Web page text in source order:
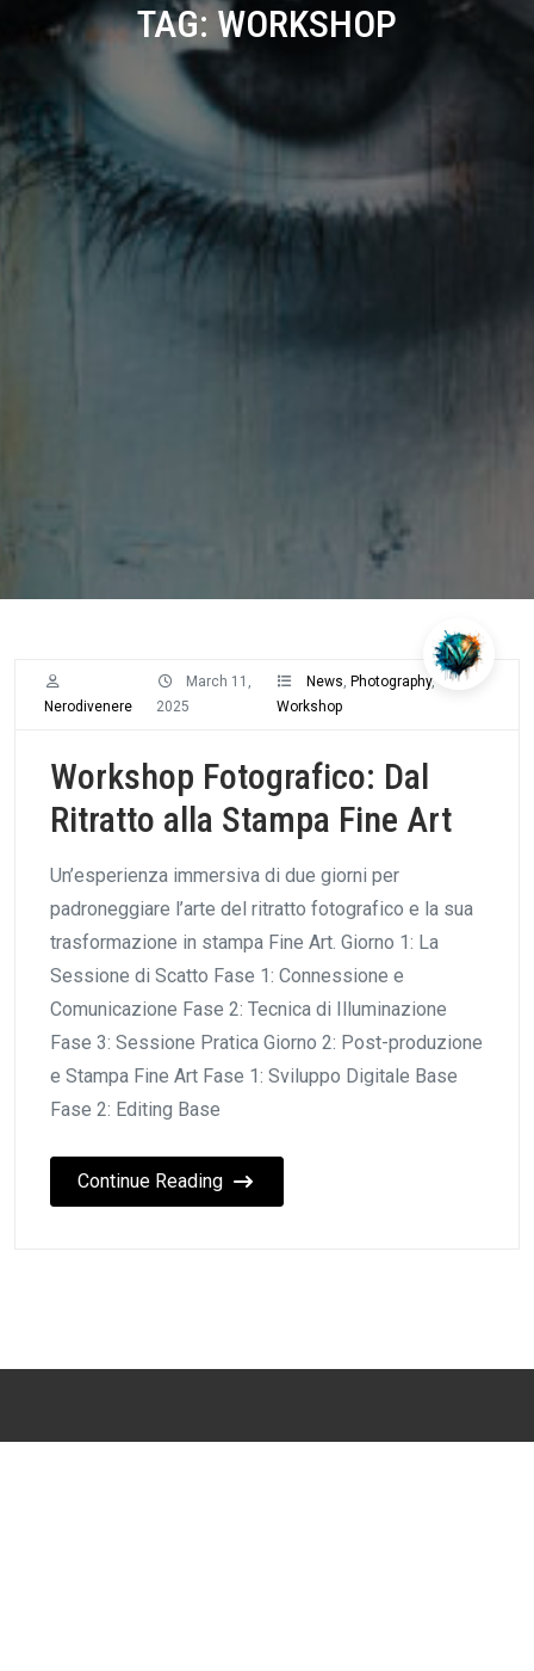
TAG: WORKSHOP
Nerodivenere
March 11,
2025
News, Photography,
Workshop
Workshop Fotografico: Dal
Ritratto alla Stampa Fine Art
Un’esperienza immersiva di due giorni per
padroneggiare l’arte del ritratto fotografico e la sua
trasformazione in stampa Fine Art. Giorno 1: La
Sessione di Scatto Fase 1: Connessione e
Comunicazione Fase 2: Tecnica di Illuminazione
Fase 3: Sessione Pratica Giorno 2: Post-produzione
e Stampa Fine Art Fase 1: Sviluppo Digitale Base
Fase 2: Editing Base
Continue Reading